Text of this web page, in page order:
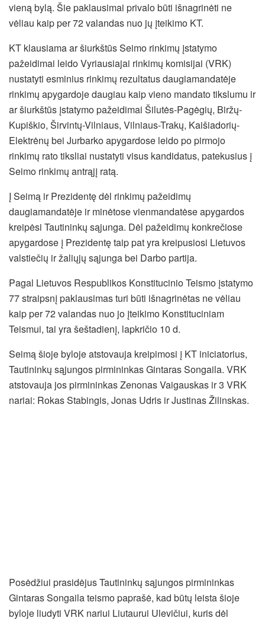
vieną bylą. Šie paklausimai privalo būti išnagrinėti ne
vėliau kaip per 72 valandas nuo jų įteikimo KT.
KT klausiama ar šiurkštūs Seimo rinkimų įstatymo
pažeidimai leido Vyriausiajai rinkimų komisijai (VRK)
nustatyti esminius rinkimų rezultatus daugiamandatėje
rinkimų apygardoje daugiau kaip vieno mandato tikslumu ir
ar šiurkštūs įstatymo pažeidimai Šilutės-Pagėgių, Biržų-
Kupiškio, Širvintų-Vilniaus, Vilniaus-Trakų, Kaišiadorių-
Elektrėnų bei Jurbarko apygardose leido po pirmojo
rinkimų rato tiksliai nustatyti visus kandidatus, patekusius į
Seimo rinkimų antrąjį ratą.
Į Seimą ir Prezidentę dėl rinkimų pažeidimų
daugiamandatėje ir minėtose vienmandatėse apygardos
kreipėsi Tautininkų sąjunga. Dėl pažeidimų konkrečiose
apygardose į Prezidentę taip pat yra kreipusiosi Lietuvos
valstiečių ir žaliųjų sąjunga bei Darbo partija.
Pagal Lietuvos Respublikos Konstitucinio Teismo įstatymo
77 straipsnį paklausimas turi būti išnagrinėtas ne vėliau
kaip per 72 valandas nuo jo įteikimo Konstituciniam
Teismui, tai yra šeštadienį, lapkričio 10 d.
Seimą šioje byloje atstovauja kreipimosi į KT iniciatorius,
Tautininkų sąjungos pirmininkas Gintaras Songaila. VRK
atstovauja jos pirmininkas Zenonas Vaigauskas ir 3 VRK
nariai: Rokas Stabingis, Jonas Udris ir Justinas Žilinskas.
Posėdžiui prasidėjus Tautininkų sąjungos pirmininkas
Gintaras Songaila teismo paprašė, kad būtų leista šioje
byloje liudyti VRK nariui Liutaurui Ulevičiui, kuris dėl